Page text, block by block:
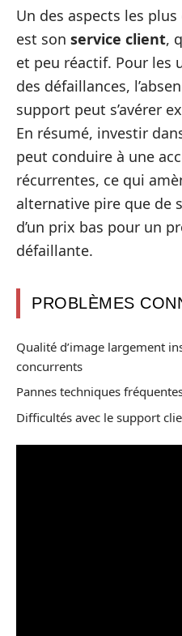
Un des aspects les
est son service client,
et peu réactif. Pour les
des défaillances,
support peut s’avérer
En résumé, investir
peut conduire à une
récurrentes, ce qui
alternative pire que de
d’un prix bas pour un
défaillante.
PROBLÈMES
Qualité d’image largement
concurrents
Pannes techniques
Difficultés avec le support